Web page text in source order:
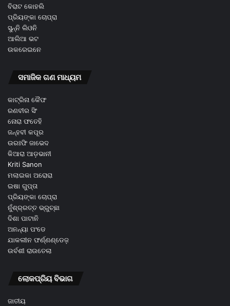
ବିରାଟ କୋହଲି
ପ୍ରିୟଙ୍କା ଚୋପ୍ରା
ସୁନ୍ନି ଲିଓନି
ଆଲିଆ ଭଟ
ଉକରେଇନେ
ସମାଜିକ ଗଣ ମାଧ୍ୟମ
କାଟ୍ରିନା କୈଫ
ରଣବୀର ସିଂ
ନୋରା ଫତେହି
ଜନ୍ହବୀ କପୂର
ଉରଃଫି ଜାଭେଦ
କିଆରା ଆଡ଼ଭାନୀ
Kriti Sanon
ମଲାଇକା ଅରୋରା
ଇଷା ଗୁପ୍ତା
ପ୍ରିୟଙ୍କା ଚୋପ୍ରା
ନୁଁଶ୍ର୍ରତ୍ତ ଭ୍ରୁଚ୍ଛା
ଦିଶା ପାଟାନି
ଅନନ୍ୟା ପଂଡେ
ଯାକଲୀନ ଫର୍ଣ୍ଣଣ୍ଡେଜ଼
ଉର୍ବଶୀ ରାଉତେଲା
ଲୋକପ୍ରିୟ ବିଭାଗ
ଜାତୀୟ